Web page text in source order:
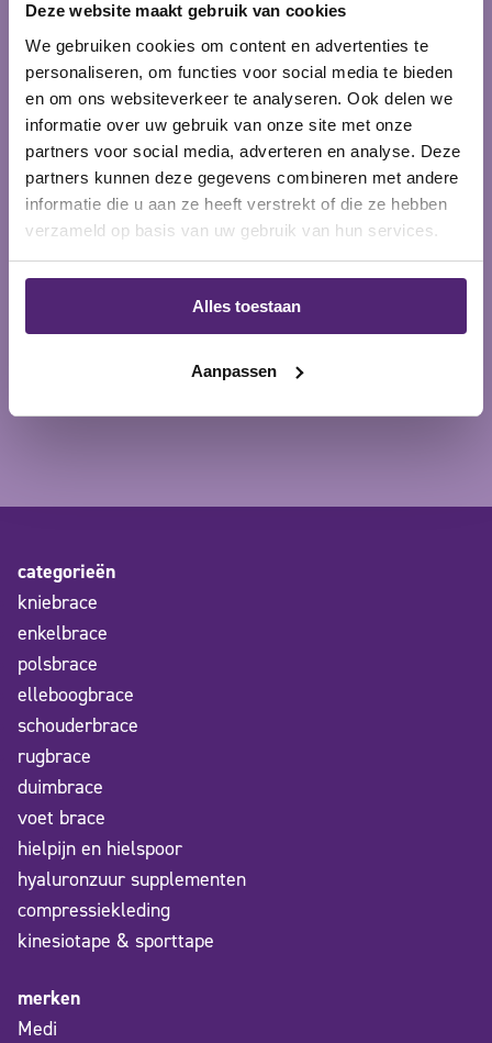
Deze website maakt gebruik van cookies
We gebruiken cookies om content en advertenties te
personaliseren, om functies voor social media te bieden
en om ons websiteverkeer te analyseren. Ook delen we
informatie over uw gebruik van onze site met onze
partners voor social media, adverteren en analyse. Deze
partners kunnen deze gegevens combineren met andere
informatie die u aan ze heeft verstrekt of die ze hebben
verzameld op basis van uw gebruik van hun services.
Alles toestaan
Aanpassen
5% korting op je bestelling?
Schrijf je in voor onze nieuwsbrief en ontvang meteen
5% korting voor de eerst volgende bestelling!
categorieën
kniebrace
enkelbrace
polsbrace
elleboogbrace
schouderbrace
rugbrace
duimbrace
voet brace
hielpijn en hielspoor
hyaluronzuur supplementen
compressiekleding
kinesiotape & sporttape
merken
Medi